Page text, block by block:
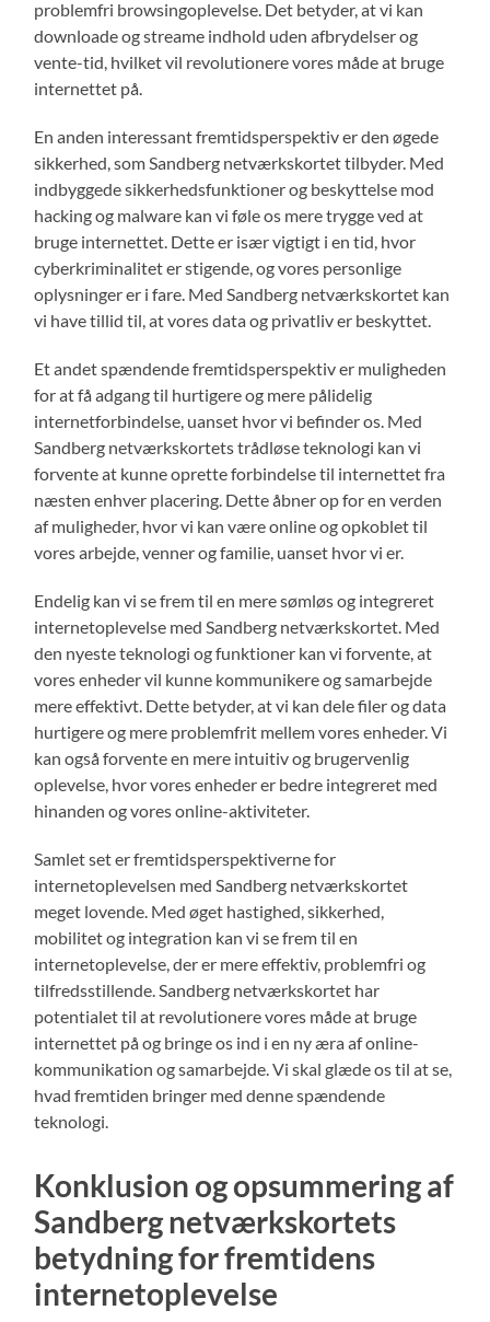
problemfri browsingoplevelse. Det betyder, at vi kan
downloade og streame indhold uden afbrydelser og
vente-tid, hvilket vil revolutionere vores måde at bruge
internettet på.
En anden interessant fremtidsperspektiv er den øgede
sikkerhed, som Sandberg netværkskortet tilbyder. Med
indbyggede sikkerhedsfunktioner og beskyttelse mod
hacking og malware kan vi føle os mere trygge ved at
bruge internettet. Dette er især vigtigt i en tid, hvor
cyberkriminalitet er stigende, og vores personlige
oplysninger er i fare. Med Sandberg netværkskortet kan
vi have tillid til, at vores data og privatliv er beskyttet.
Et andet spændende fremtidsperspektiv er muligheden
for at få adgang til hurtigere og mere pålidelig
internetforbindelse, uanset hvor vi befinder os. Med
Sandberg netværkskortets trådløse teknologi kan vi
forvente at kunne oprette forbindelse til internettet fra
næsten enhver placering. Dette åbner op for en verden
af muligheder, hvor vi kan være online og opkoblet til
vores arbejde, venner og familie, uanset hvor vi er.
Endelig kan vi se frem til en mere sømløs og integreret
internetoplevelse med Sandberg netværkskortet. Med
den nyeste teknologi og funktioner kan vi forvente, at
vores enheder vil kunne kommunikere og samarbejde
mere effektivt. Dette betyder, at vi kan dele filer og data
hurtigere og mere problemfrit mellem vores enheder. Vi
kan også forvente en mere intuitiv og brugervenlig
oplevelse, hvor vores enheder er bedre integreret med
hinanden og vores online-aktiviteter.
Samlet set er fremtidsperspektiverne for
internetoplevelsen med Sandberg netværkskortet
meget lovende. Med øget hastighed, sikkerhed,
mobilitet og integration kan vi se frem til en
internetoplevelse, der er mere effektiv, problemfri og
tilfredsstillende. Sandberg netværkskortet har
potentialet til at revolutionere vores måde at bruge
internettet på og bringe os ind i en ny æra af online-
kommunikation og samarbejde. Vi skal glæde os til at se,
hvad fremtiden bringer med denne spændende
teknologi.
Konklusion og opsummering af
Sandberg netværkskortets
betydning for fremtidens
internetoplevelse